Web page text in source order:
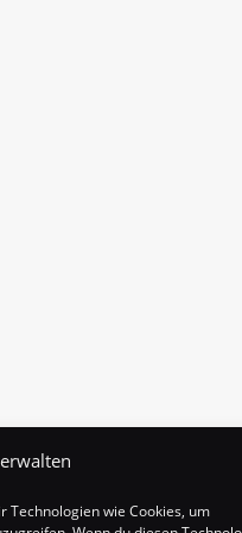
Technologien wie Cookies, um